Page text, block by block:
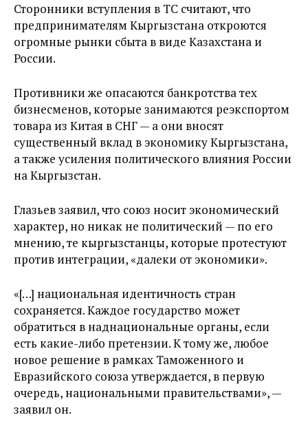
Сторонники вступления в ТС считают, что
предпринимателям Кыргызстана откроются
огромные рынки сбыта в виде Казахстана и
России.
Противники же опасаются банкротства тех
бизнесменов, которые занимаются реэкспортом
товара из Китая в СНГ — а они вносят
существенный вклад в экономику Кыргызстана,
а также усиления политического влияния России
на Кыргызстан.
Глазьев заявил, что союз носит экономический
характер, но никак не политический — по его
мнению, те кыргызстанцы, которые протестуют
против интеграции, «далеки от экономики».
«[…] национальная идентичность стран
сохраняется. Каждое государство может
обратиться в наднациональные органы, если
есть какие-либо претензии. К тому же, любое
новое решение в рамках Таможенного и
Евразийского союза утверждается, в первую
очередь, национальными правительствами», —
заявил он.